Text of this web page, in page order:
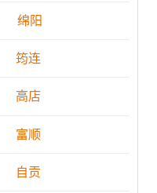
绵阳
筠连
高店
富顺
自贡